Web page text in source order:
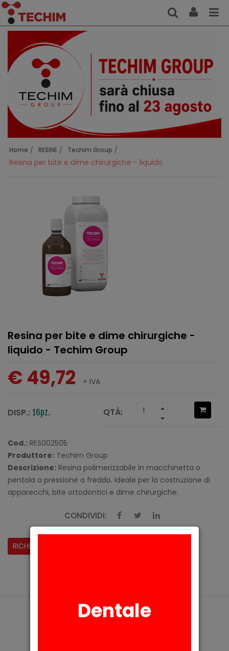
Home RESINE Techim Group
Resina per bite e dime chirurgiche - liquido
Resina per bite e dime chirurgiche -
liquido - Techim Group
€ 49,72 + IVA
DISP.: 16pz. QTÀ:
Cod.: RES002505
Produttore: Techim Group
Descrizione: Resina polimerizzabile in macchinetta o
pentola a pressione a freddo. Ideale per la costruzione di
apparecchi, bite ortodontici e dime chirurgiche.
CONDIVIDI:
RICHIESTA INFORMAZIONI
Dentale